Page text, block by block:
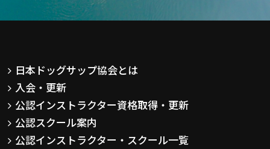
日本ドッグサップ協会とは
入会・更新
公認インストラクター資格取得・更新
公認スクール案内
公認インストラクター・スクール一覧